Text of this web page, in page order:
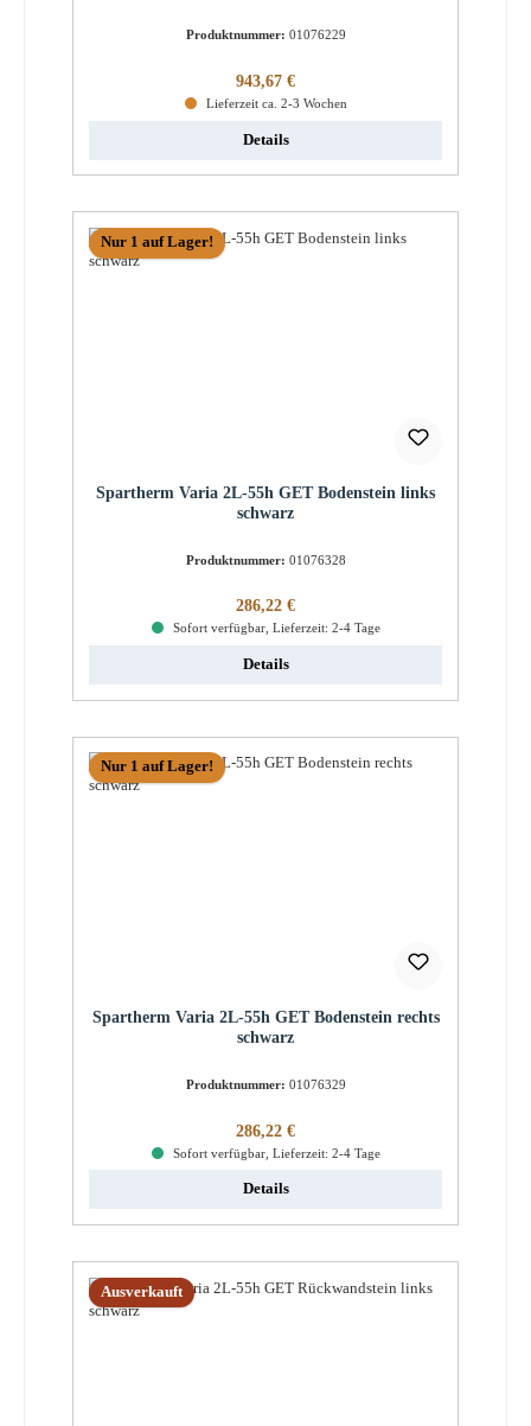
Produktnummer: 01076229
Regulärer Preis:
943,67 €
Lieferzeit ca. 2-3 Wochen
Details
Nur 1 auf Lager!
Spartherm Varia 2L-55h GET Bodenstein links
schwarz
Produktnummer: 01076328
Regulärer Preis:
286,22 €
Sofort verfügbar, Lieferzeit: 2-4 Tage
Details
Nur 1 auf Lager!
Spartherm Varia 2L-55h GET Bodenstein rechts
schwarz
Produktnummer: 01076329
Regulärer Preis:
286,22 €
Sofort verfügbar, Lieferzeit: 2-4 Tage
Details
Ausverkauft